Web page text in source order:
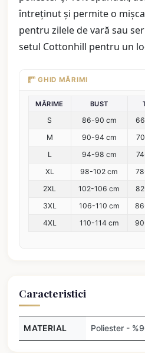
întreținut și permite o
pentru zilele de vară sau
setul Cottonhill pentru un
GHID MĂRIMI
MĂRIME BUST
S 86-90 cm
M
90-94 cm
L
94-98 cm
XL
98-102 cm
2XL
102-106 cm
3XL
106-110 cm
4XL
110-114 cm
Caracteristici
MATERIAL Poliester -